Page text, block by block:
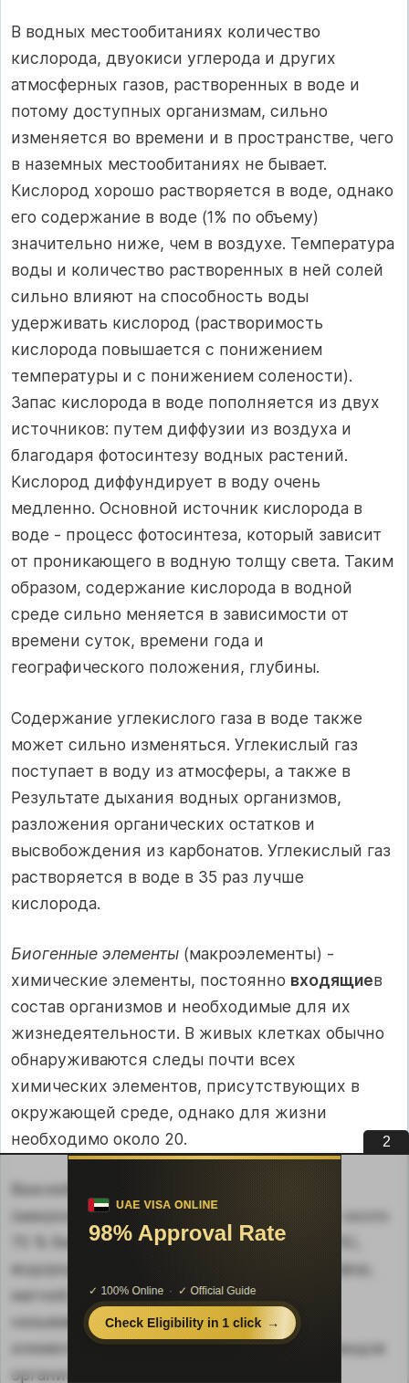
В водных местообитаниях количество
кислорода, двуокиси углерода и других
атмосферных газов, растворенных в воде и
потому доступных организмам, сильно
изменяется во времени и в пространстве, чего
в наземных местообитаниях не бывает.
Кислород хорошо растворяется в воде, однако
его содержание в воде (1% по объему)
значительно ниже, чем в воздухе. Температура
воды и количество растворенных в ней солей
сильно влияют на способность воды
удерживать кислород (растворимость
кислорода повышается с понижением
температуры и с понижением солености).
Запас кислорода в воде пополняется из двух
источников: путем диффузии из воздуха и
благодаря фотосинтезу водных растений.
Кислород диффундирует в воду очень
медленно. Основной источник кислорода в
воде - процесс фотосинтеза, который зависит
от проникающего в водную толщу света. Таким
образом, содержание кислорода в водной
среде сильно меняется в зависимости от
времени суток, времени года и
географического положения, глубины.
Содержание углекислого газа в воде также
может сильно изменяться. Углекислый газ
поступает в воду из атмосферы, а также в
Результате дыхания водных организмов,
разложения органических остатков и
высвобождения из карбонатов. Углекислый газ
растворяется в воде в 35 раз лучше
кислорода.
Биогенные элементы (макроэлементы) -
химические элементы, постоянно входящиев
состав организмов и необходимые для их
жизнедеятельности. В живых клетках обычно
обнаруживаются следы почти всех
химических элементов, присутствующих в
окружающей среде, однако для жизни
необходимо около 20.
Важнейшие биогенные элементы
(макроэлементы): кислород (составляет около
70 % биомассы организмов), углерод (18 %),
водород (10 %), азот, кальций, калий, фосфор,
магний, сера, хлор, натрий. Эти так
называемые универсальные биогенные
элементы присутствуют в клетках всех видов
организмов.
1